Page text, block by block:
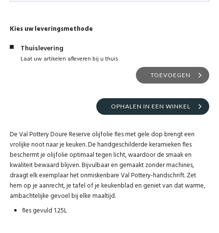
Kies uw leveringsmethode
Thuislevering
Laat uw artikelen afleveren bij u thuis
TOEVOEGEN
OPHALEN IN EEN WINKEL
De Val Pottery Doure Reserve olijfolie fles met gele dop brengt een
vrolijke noot naar je keuken. De handgeschilderde keramieken fles
beschermt je olijfolie optimaal tegen licht, waardoor de smaak en
kwaliteit bewaard blijven. Bijvulbaar en gemaakt zonder machines,
draagt elk exemplaar het onmiskenbare Val Pottery-handschrift. Zet
hem op je aanrecht, je tafel of je keukenblad en geniet van dat warme,
ambachtelijke gevoel bij elke maaltijd.
fles gevuld 1.25L